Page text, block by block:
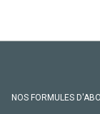
NOS FORMULES